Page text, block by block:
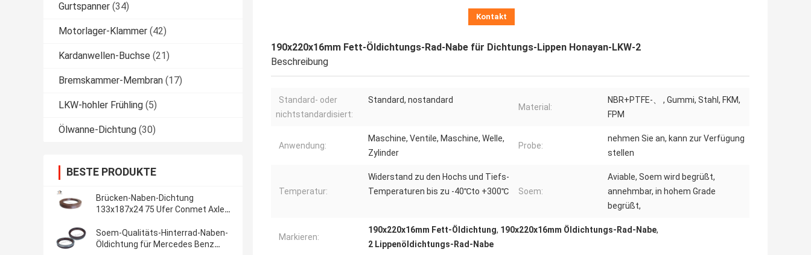
Gurtspanner (34)
Motorlager-Klammer (42)
Kardanwellen-Buchse (21)
Bremskammer-Membran (17)
LKW-hohler Frühling (5)
Ölwanne-Dichtung (30)
BESTE PRODUKTE
Brücken-Naben-Dichtung
133x187x24 75 Ufer Conmet Axle
Soem-Qualitäts-Hinterrad-Naben-
Öldichtung für Mercedes Benz
Kontakt
190x220x16mm Fett-Öldichtungs-Rad-Nabe für Dichtungs-Lippen Honayan-LKW-2
Beschreibung
Standard- oder
nichtstandardisiert:
Standard, nostandard
Material:
NBR+PTFE-、 , Gummi, Stahl, FKM,
FPM
Anwendung:
Maschine, Ventile, Maschine, Welle,
Zylinder
Probe:
nehmen Sie an, kann zur Verfügung
stellen
Temperatur:
Widerstand zu den Hochs und Tiefs-
Temperaturen bis zu -40℃to +300℃
Soem:
Aviable, Soem wird begrüßt,
annehmbar, in hohem Grade
begrüßt,
Markieren:
190x220x16mm Fett-Öldichtung, 190x220x16mm Öldichtungs-Rad-Nabe,
2 Lippenöldichtungs-Rad-Nabe